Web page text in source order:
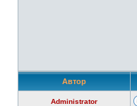
Автор
Administrator